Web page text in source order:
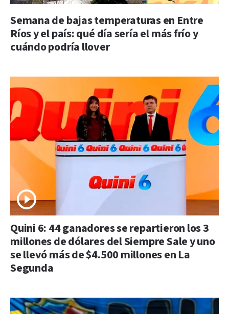
Semana de bajas temperaturas en Entre
Ríos y el país: qué día sería el más frío y
cuándo podría llover
Quini 6: 44 ganadores se repartieron los 3
millones de dólares del Siempre Sale y uno
se llevó más de $4.500 millones en La
Segunda